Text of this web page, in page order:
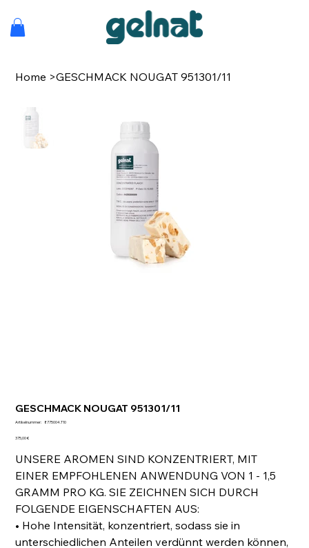
Home >GESCHMACK NOUGAT 951301/11
GESCHMACK NOUGAT 951301/11
Artikelnummer:
Artikelnummer:
8775004.T10
Preis
375,00 €
UNSERE AROMEN SIND KONZENTRIERT, MIT
EINER EMPFOHLENEN ANWENDUNG VON 1 - 1,5
GRAMM PRO KG. SIE ZEICHNEN SICH DURCH
FOLGENDE EIGENSCHAFTEN AUS:
• Hohe Intensität, konzentriert, sodass sie in
unterschiedlichen Anteilen verdünnt werden können,